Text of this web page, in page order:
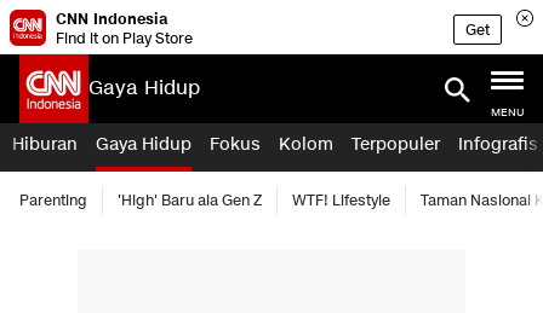
CNN Indonesia
Find it on Play Store
Get
Gaya Hidup
MENU
Hiburan Gaya Hidup Fokus Kolom Terpopuler Infografis
Parenting 'High' Baru ala Gen Z WTF! Lifestyle Taman Nasional